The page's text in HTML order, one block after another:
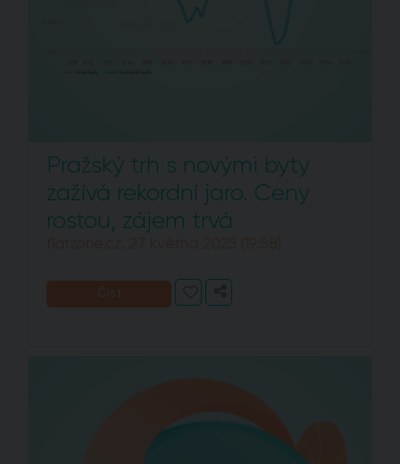
Pražský trh s novými byty
zažívá rekordní jaro. Ceny
rostou, zájem trvá
flatzone.cz, 27. května 2025 (19:58)
Číst